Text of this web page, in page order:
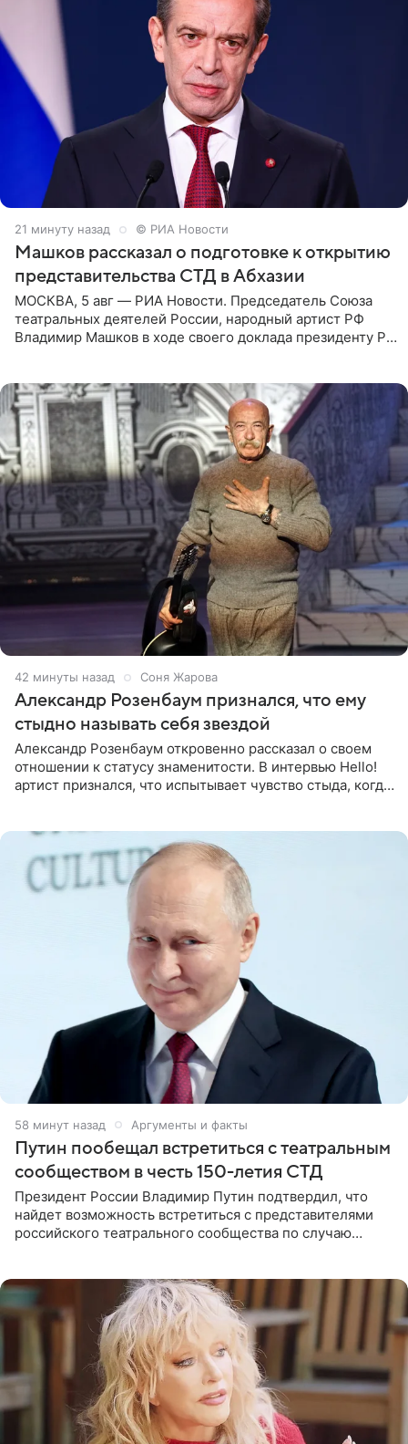
21 минуту назад © РИА Новости
Машков рассказал о подготовке к открытию
представительства СТД в Абхазии
МОСКВА, 5 авг — РИА Новости. Председатель Союза
театральных деятелей России, народный артист РФ
Владимир Машков в ходе своего доклада президенту РФ
42 минуты назад Соня Жарова
Александр Розенбаум признался, что ему
стыдно называть себя звездой
Александр Розенбаум откровенно рассказал о своем
отношении к статусу знаменитости. В интервью Hello!
артист признался, что испытывает чувство стыда, когда
58 минут назад Аргументы и факты
Путин пообещал встретиться с театральным
сообществом в честь 150-летия СТД
Президент России Владимир Путин подтвердил, что
найдет возможность встретиться с представителями
российского театрального сообщества по случаю